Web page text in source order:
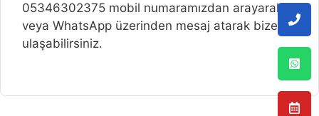
05346302375 mobil numaramızdan arayarak
veya WhatsApp üzerinden mesaj atarak bize
ulaşabilirsiniz.